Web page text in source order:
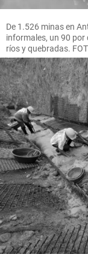
De 1.526 minas en
informales, un 90
ríos y quebradas.